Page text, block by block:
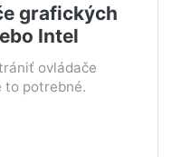
grafických
Intel
ovládače
to potrebné.